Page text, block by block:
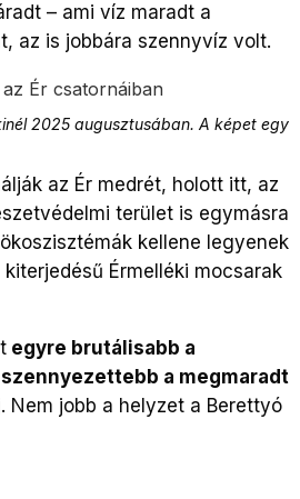
– ami víz maradt a
az is jobbára szennyvíz volt.
2025 augusztusában. A képet egy
az Ér medrét, holott itt, az
terület is egymásra
kellene legyenek
Érmelléki mocsarak
egyre brutálisabb a
a megmaradt
. Nem jobb a helyzet a Berettyó